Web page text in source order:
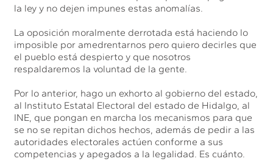
la ley y no dejen impunes estas anomalías.
La oposición moralmente derrotada está haciendo lo
imposible por amedrentarnos pero quiero decirles que
el pueblo está despierto y que nosotros
respaldaremos la voluntad de la gente.
Por lo anterior, hago un exhorto al gobierno del estado,
al Instituto Estatal Electoral del estado de Hidalgo, al
INE, que pongan en marcha los mecanismos para que
se no se repitan dichos hechos, además de pedir a las
autoridades electorales actúen conforme a sus
competencias y apegados a la legalidad. Es cuánto.